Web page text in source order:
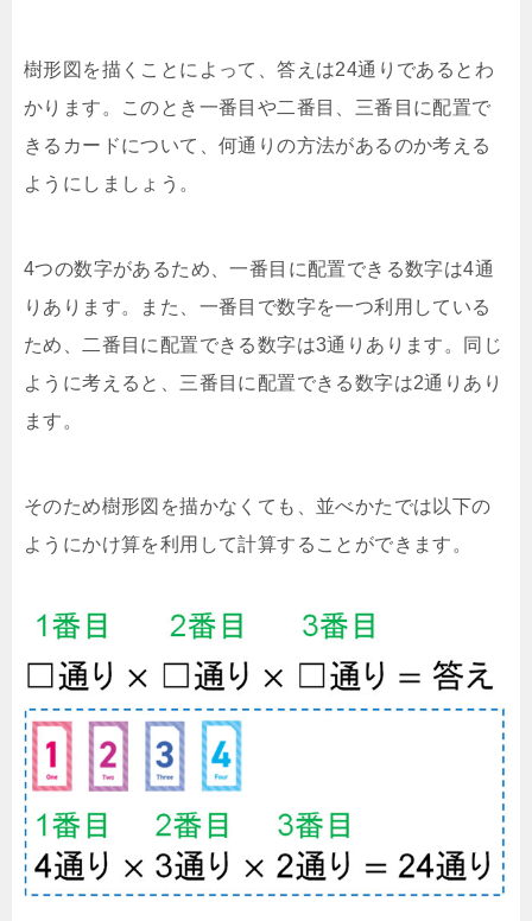
樹形図を描くことによって、答えは24通りであるとわ
かります。このとき一番目や二番目、三番目に配置で
きるカードについて、何通りの方法があるのか考える
ようにしましょう。
4つの数字があるため、一番目に配置できる数字は4通
りあります。また、一番目で数字を一つ利用している
ため、二番目に配置できる数字は3通りあります。同じ
ように考えると、三番目に配置できる数字は2通りあり
ます。
そのため樹形図を描かなくても、並べかたでは以下の
ようにかけ算を利用して計算することができます。